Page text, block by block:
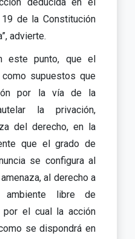
de la Constitución
advierte.
este punto, que el
supuestos que
por la vía de la
la privación,
del derecho, en la
que el grado de
se configura al
al derecho a
libre de
por el cual la acción
se dispondrá en